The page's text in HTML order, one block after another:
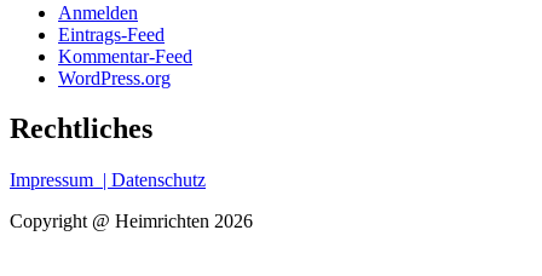
Anmelden
Eintrags-Feed
Kommentar-Feed
WordPress.org
Rechtliches
Impressum | Datenschutz
Copyright @ Heimrichten 2026